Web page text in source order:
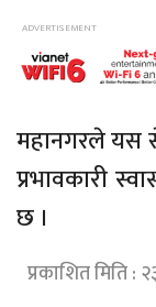
महानगरले यस
प्रभावकारी
छ ।
प्रकाशित मिति